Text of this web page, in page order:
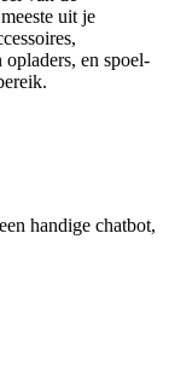
uit je
en spoel-
handige chatbot,